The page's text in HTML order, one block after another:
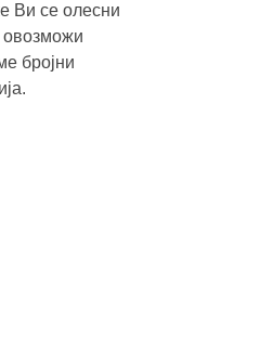
Ви се олесни
овозможи
бројни